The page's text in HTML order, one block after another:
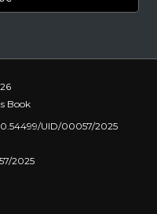
Book
UID/00057/2025
2025